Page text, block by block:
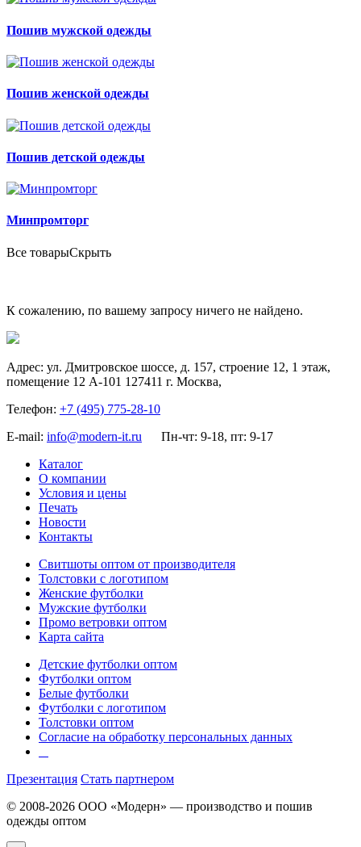
Пошив мужской одежды
Пошив женской одежды
Пошив детской одежды
Минпромторг
Все товарыСкрыть
К сожалению, по вашему запросу ничего не найдено.
Адрес: ул. Дмитровское шоссе, д. 157, строение 12, 1 этаж,
помещение 12 А-101 127411 г. Москва,
Телефон: +7 (495) 775-28-10
E-mail: info@modern-it.ru
Пн-чт: 9-18, пт: 9-17
Каталог
О компании
Условия и цены
Печать
Новости
Контакты
Свитшоты оптом от производителя
Толстовки с логотипом
Женские футболки
Мужские футболки
Промо ветровки оптом
Карта сайта
Детские футболки оптом
Футболки оптом
Белые футболки
Футболки с логотипом
Толстовки оптом
Согласие на обработку персональных данных
Презентация Стать партнером
© 2008-2026 ООО «Модерн» — производство и пошив
одежды оптом